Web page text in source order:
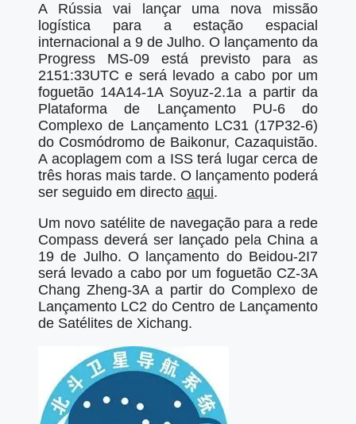
A Rússia vai lançar uma nova missão
logística para a estação espacial
internacional a 9 de Julho. O lançamento da
Progress MS-09 está previsto para as
2151:33UTC e será levado a cabo por um
foguetão 14A14-1A Soyuz-2.1a a partir da
Plataforma de Lançamento PU-6 do
Complexo de Lançamento LC31 (17P32-6)
do Cosmódromo de Baikonur, Cazaquistão.
A acoplagem com a ISS terá lugar cerca de
três horas mais tarde. O lançamento poderá
ser seguido em directo aqui.
Um novo satélite de navegação para a rede
Compass deverá ser lançado pela China a
19 de Julho. O lançamento do Beidou-2I7
será levado a cabo por um foguetão CZ-3A
Chang Zheng-3A a partir do Complexo de
Lançamento LC2 do Centro de Lançamento
de Satélites de Xichang.